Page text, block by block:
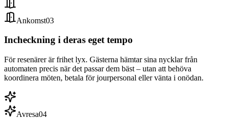
Ankomst03
Incheckning i deras eget tempo
För resenärer är frihet lyx. Gästerna hämtar sina nycklar från
automaten precis när det passar dem bäst – utan att behöva
koordinera möten, betala för jourpersonal eller vänta i onödan.
Avresa04